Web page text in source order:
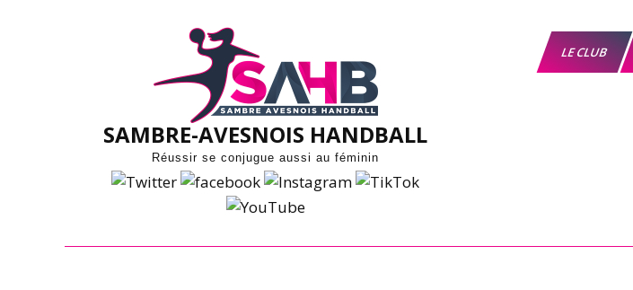
SAMBRE-AVESNOIS HANDBALL
Réussir se conjugue aussi au féminin
LE CLUB